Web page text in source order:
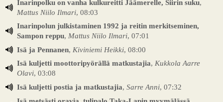
Inarinpolku on vanha kulkureitti Jäämerelle, Siirin suku,
Mattus Niilo Ilmari, 08:03
Inarinpolun julkistaminen 1992 ja reitin merkitseminen,
Sampon reppu, Mattus Niilo Ilmari, 07:01
Isä ja Pennanen, Kiviniemi Heikki, 08:00
Isä kuljetti moottoripyörällä matkustajia, Kukkola Aarre
Olavi, 03:08
Isä kuljetti postia ja matkustajia, Sarre Anni, 07:32